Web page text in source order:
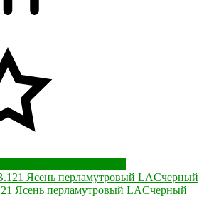
Ясень перламутровый LACчерный